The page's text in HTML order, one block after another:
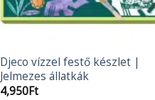
Djeco vízzel festő készlet |
Jelmezes állatkák
4,950Ft